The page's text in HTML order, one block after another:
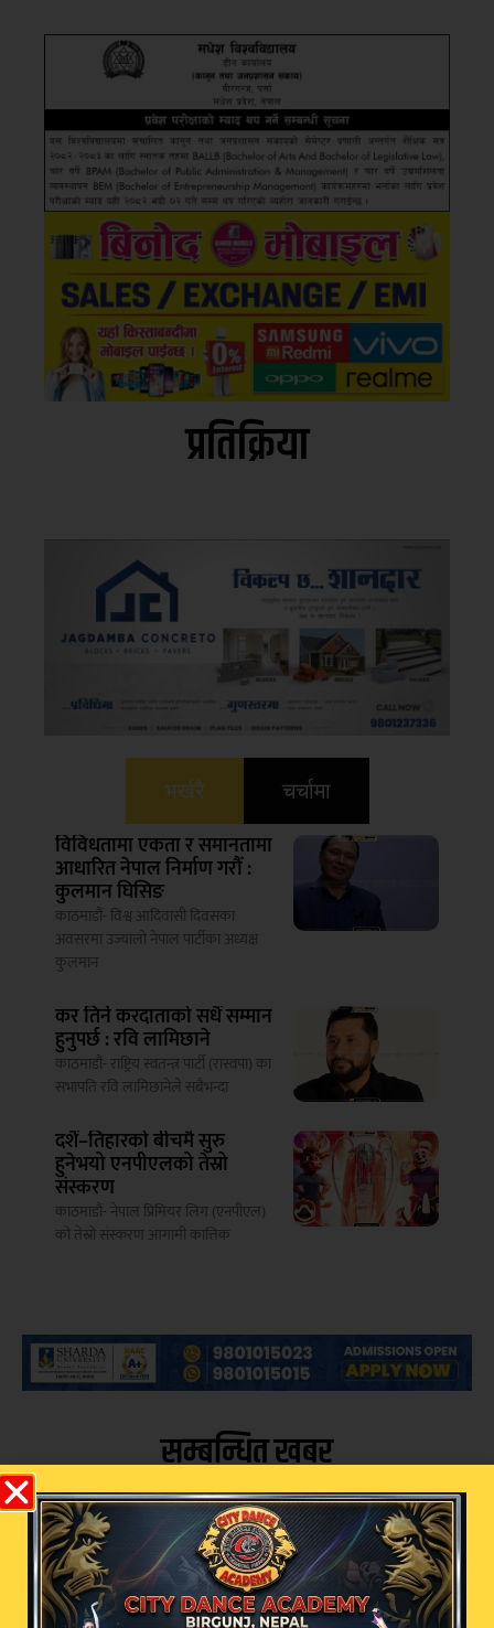
प्रतिक्रिया
भर्खरै चर्चामा
विविधतामा एकता र समानतामा
आधारित नेपाल निर्माण गरौँ :
कुलमान घिसिङ
काठमाडौं- विश्व आदिवासी दिवसका
अवसरमा उज्यालो नेपाल पार्टीका अध्यक्ष
कुलमान
कर तिर्ने करदाताको सधैं सम्मान
हुनुपर्छ : रवि लामिछाने
काठमाडौं- राष्ट्रिय स्वतन्त्र पार्टी (रास्वपा) का
सभापति रवि लामिछानेले सबैभन्दा
दशैं–तिहारको बीचमै सुरु
हुनेभयो एनपीएलको तेस्रो
संस्करण
काठमाडौं- नेपाल प्रिमियर लिग (एनपीएल)
को तेस्रो संस्करण आगामी कात्तिक
सम्बन्धित खबर